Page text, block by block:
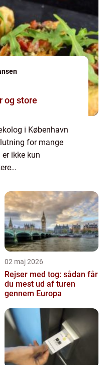
og store
i København
for mange
ikke kun
tilby...
02 maj 2026
Rejser med tog: sådan får
du mest ud af turen
gennem Europa